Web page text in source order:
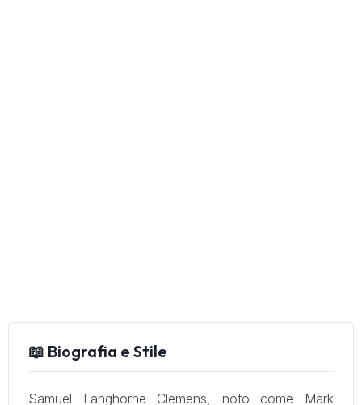
📖 Biografia e Stile
Samuel Langhorne Clemens, noto come Mark